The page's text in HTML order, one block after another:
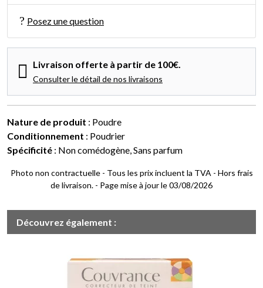
Posez une question
Livraison offerte à partir de 100€.
Consulter le détail de nos livraisons
Nature de produit : Poudre
Conditionnement : Poudrier
Spécificité : Non comédogène, Sans parfum
Photo non contractuelle - Tous les prix incluent la TVA - Hors frais
de livraison. - Page mise à jour le 03/08/2026
Découvrez également :